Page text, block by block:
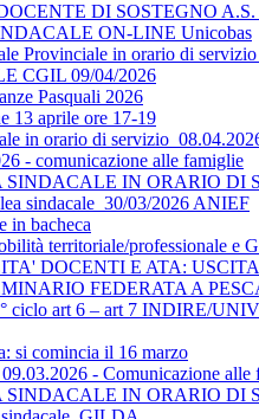
DI SOSTEGNO A.S.
ON-LINE Unicobas
Provinciale in orario di
CGIL 09/04/2026
Pasquali 2026
13 aprile ore 17-19
in orario di
- comunicazione alle famiglie
IN ORARIO DI
sindacale_30/03/2026 ANIEF
in bacheca
territoriale/professionale e
DOCENTI E ATA:
FEDERATA A
art 6 – art 7 INDIRE/
si comincia il 16 marzo
- Comunicazione alle
IN ORARIO DI